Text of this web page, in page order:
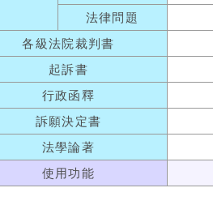
法律問題
各級法院裁判書
起訴書
行政函釋
訴願決定書
法學論著
使用功能